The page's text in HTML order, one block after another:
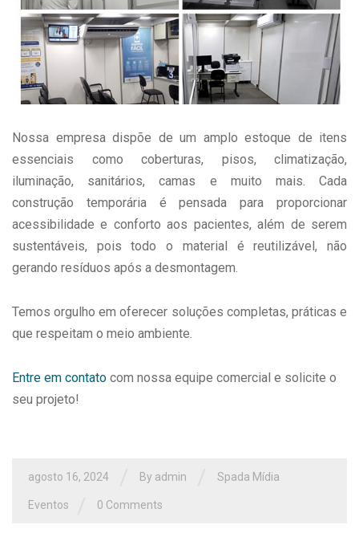
Nossa empresa dispõe de um amplo estoque de itens
essenciais como coberturas, pisos, climatização,
iluminação, sanitários, camas e muito mais. Cada
construção temporária é pensada para proporcionar
acessibilidade e conforto aos pacientes, além de serem
sustentáveis, pois todo o material é reutilizável, não
gerando resíduos após a desmontagem.
Temos orgulho em oferecer soluções completas, práticas e
que respeitam o meio ambiente.
Entre em contato com nossa equipe comercial e solicite o
seu projeto!
agosto 16, 2024 By admin Spada Mídia
Eventos 0 Comments